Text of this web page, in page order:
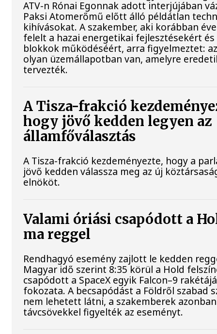
ATV-n Rónai Egonnak adott interjújában
Paksi Atomerőmű előtt álló példátlan
kihívásokat. A szakember, aki korábban
felelt a hazai energetikai fejlesztésekért és
blokkok működéséért, arra figyelmeztet:
olyan üzemállapotban van, amelyre
tervezték.
A Tisza-frakció
hogy jövő kedden legyen az
államfőválasztás
A Tisza-frakció kezdeményezte, hogy a
jövő kedden válassza meg az új
elnököt.
Valami óriási csapódott a
ma reggel
Rendhagyó esemény zajlott le kedden
Magyar idő szerint 8:35 körül a Hold
csapódott a SpaceX egyik Falcon–9
fokozata. A becsapódást a Földről szabad
nem lehetett látni, a szakemberek azonban
távcsövekkel figyelték az eseményt.